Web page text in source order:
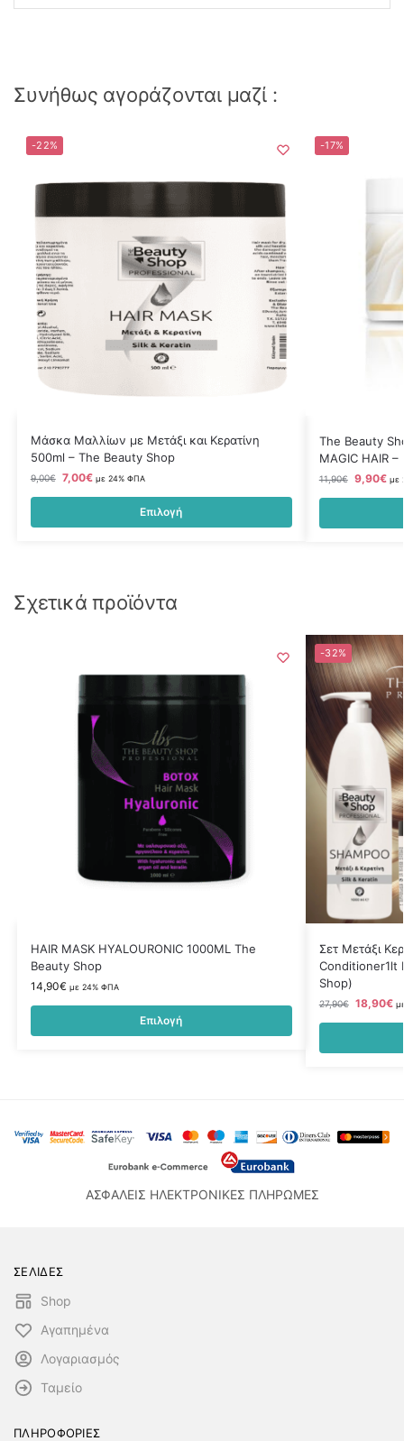
Συνήθως αγοράζονται μαζί :
-22%
Μάσκα Μαλλίων με Μετάξι και Κερατίνη
500ml – The Beauty Shop
9,00€ 7,00€ με 24% ΦΠΑ
Επιλογή
-17%
The Beauty
MAGIC HAIR –
11,90€ 9,90€ με
Σχετικά προϊόντα
HAIR MASK HYALOURONIC 1000ML The
Beauty Shop
14,90€ με 24% ΦΠΑ
Επιλογή
-32%
Σετ Μετάξι
Conditioner1lt
Shop)
27,90€ 18,90€
ΑΣΦΑΛΕΙΣ ΗΛΕΚΤΡΟΝΙΚΕΣ ΠΛΗΡΩΜΕΣ
ΣΕΛΙΔΕΣ
Shop
Αγαπημένα
Λογαριασμός
Ταμείο
ΠΛΗΡΟΦΟΡΙΕΣ